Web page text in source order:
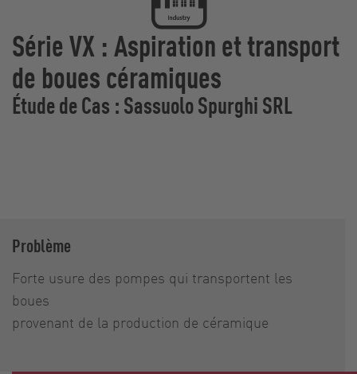
Série VX : Aspiration et transport
de boues céramiques
Étude de Cas : Sassuolo Spurghi SRL
Problème
Forte usure des pompes qui transportent les
boues
provenant de la production de céramique